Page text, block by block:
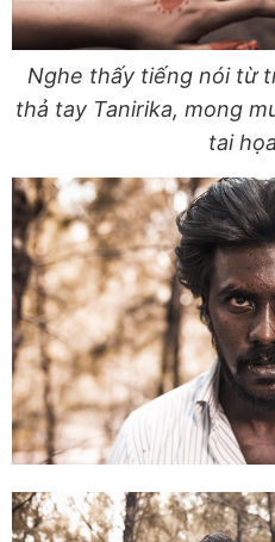
Nghe thấy tiếng nói từ
thả tay Tanirika, mong
tai